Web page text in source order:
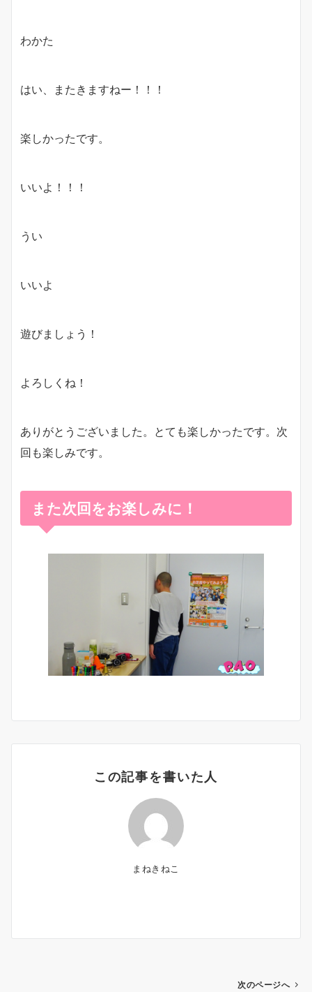
わかた
はい、またきますねー！！！
楽しかったです。
いいよ！！！
うい
いいよ
遊びましょう！
よろしくね！
ありがとうございました。とても楽しかったです。次
回も楽しみです。
また次回をお楽しみに！
この記事を書いた人
まねきねこ
次のページへ